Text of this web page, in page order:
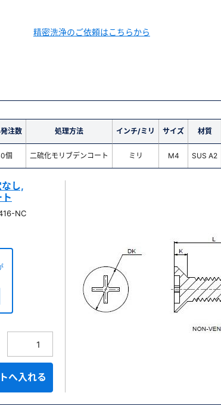
精密洗浄のご依頼はこちらから
注数 処理方法 インチ/ミリ サイズ 材質
個 二硫化モリブデンコート ミリ M4 SUS A2
し,
NC
へ入れる